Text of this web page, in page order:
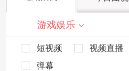
游戏娱乐
短视频 视频直播
弹幕